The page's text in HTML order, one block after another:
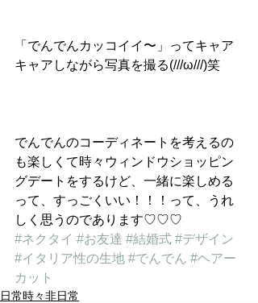
「でんでんカッコイイ〜」ってキャア
キャアしながら写真を撮る(///ω///)笑
でんでんのコーディネートを考えるの
も楽しくて時々ウィンドウショッピン
グデートをするけど、一緒に楽しめる
って、すっごくいい！！！って、うれ
しく思うのであります♡♡♡
#ネクタイ #お友達 #結婚式 #デザイン
#イタリア性の生地 #でんでん #ヘアー
カット
日常時々非日常